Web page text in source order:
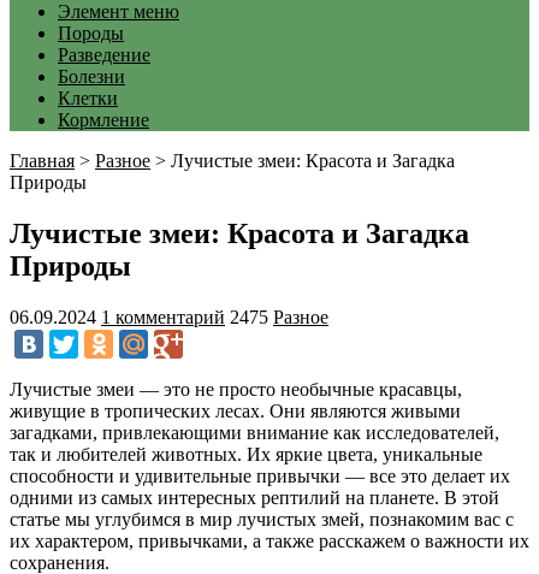
Элемент меню
Породы
Разведение
Болезни
Клетки
Кормление
Главная > Разное > Лучистые змеи: Красота и Загадка
Природы
Лучистые змеи: Красота и Загадка
Природы
06.09.2024 1 комментарий 2475 Разное
Лучистые змеи — это не просто необычные красавцы,
живущие в тропических лесах. Они являются живыми
загадками, привлекающими внимание как исследователей,
так и любителей животных. Их яркие цвета, уникальные
способности и удивительные привычки — все это делает их
одними из самых интересных рептилий на планете. В этой
статье мы углубимся в мир лучистых змей, познакомим вас с
их характером, привычками, а также расскажем о важности их
сохранения.